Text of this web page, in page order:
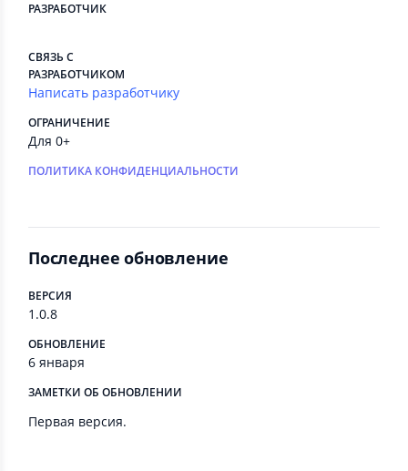
РАЗРАБОТЧИК
СВЯЗЬ С
РАЗРАБОТЧИКОМ
Написать разработчику
ОГРАНИЧЕНИЕ
Для 0+
ПОЛИТИКА КОНФИДЕНЦИАЛЬНОСТИ
Последнее обновление
ВЕРСИЯ
1.0.8
ОБНОВЛЕНИЕ
6 января
ЗАМЕТКИ ОБ ОБНОВЛЕНИИ
Первая версия.